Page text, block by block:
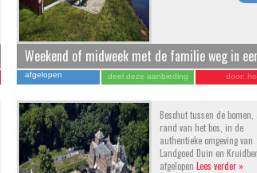
Weekend of midweek met de familie weg in
chalet of jungalow op Vakantiepark Beekse
afgelopen deel deze aanbieding door:
Beschut tussen de
rand van het bos, in de
authentieke omgeving van
Landgoed Duin en
afgelopen Lees verder »